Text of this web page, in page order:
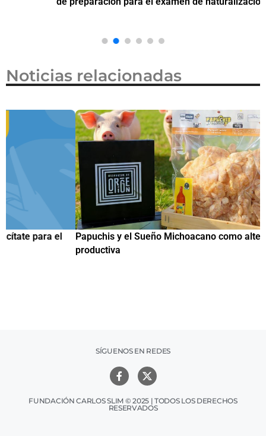
Noticias relacionadas
Papuchis y el Sueño Michoacano como alternativa
SÍGUENOS EN REDES
FUNDACIÓN CARLOS SLIM © 2025 | TODOS LOS DERECHOS
RESERVADOS